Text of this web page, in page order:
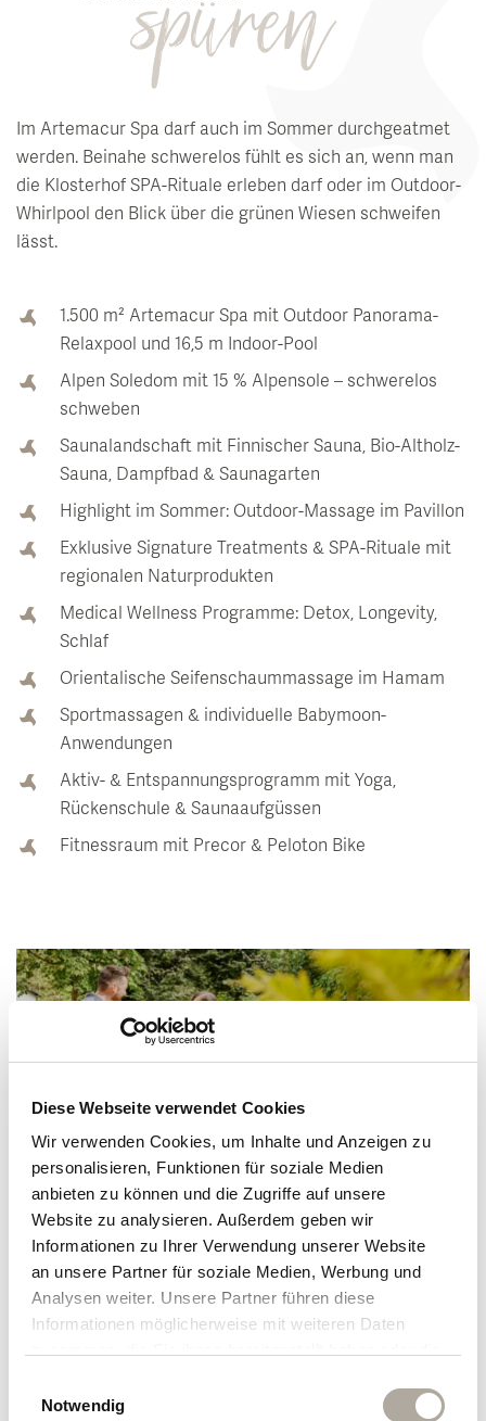
Diese Webseite verwendet Cookies
Wir verwenden Cookies, um Inhalte und Anzeigen zu
personalisieren, Funktionen für soziale Medien
anbieten zu können und die Zugriffe auf unsere
Website zu analysieren. Außerdem geben wir
Informationen zu Ihrer Verwendung unserer Website
an unsere Partner für soziale Medien, Werbung und
Analysen weiter. Unsere Partner führen diese
Informationen möglicherweise mit weiteren Daten
haben.
Notwendig
Im Artemacur Spa darf auch im Sommer durchgeatmet
werden. Beinahe schwerelos fühlt es sich an, wenn man
die Klosterhof SPA-Rituale erleben darf oder im Outdoor-
Whirlpool den Blick über die grünen Wiesen schweifen
lässt.
1.500 m² Artemacur Spa mit Outdoor Panorama-
Relaxpool und 16,5 m Indoor-Pool
Alpen Soledom mit 15 % Alpensole – schwerelos
schweben
Saunalandschaft mit Finnischer Sauna, Bio-Altholz-
Sauna, Dampfbad & Saunagarten
Highlight im Sommer: Outdoor-Massage im Pavillon
Exklusive Signature Treatments & SPA-Rituale mit
regionalen Naturprodukten
Medical Wellness Programme: Detox, Longevity,
Schlaf
Orientalische Seifenschaummassage im Hamam
Sportmassagen & individuelle Babymoon-
Anwendungen
Aktiv- & Entspannungsprogramm mit Yoga,
Rückenschule & Saunaaufgüssen
Fitnessraum mit Precor & Peloton Bike